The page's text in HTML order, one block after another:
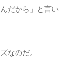
だから」と言い
なのだ。